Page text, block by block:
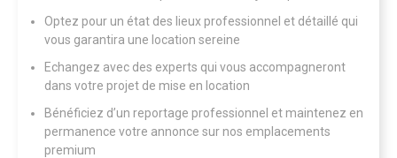
Optez pour un état des lieux professionnel et détaillé qui
vous garantira une location sereine
Echangez avec des experts qui vous accompagneront
dans votre projet de mise en location
Bénéficiez d’un reportage professionnel et maintenez en
permanence votre annonce sur nos emplacements
premium